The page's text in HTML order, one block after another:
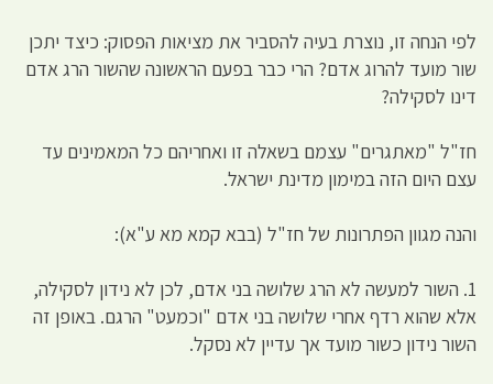
לפי הנחה זו, נוצרת בעיה להסביר את מציאות הפסוק: כיצד יתכן
שור מועד להרוג אדם? הרי כבר בפעם הראשונה שהשור הרג אדם
דינו לסקילה?
חז"ל "מאתגרים" עצמם בשאלה זו ואחריהם כל המאמינים עד
עצם היום הזה במימון מדינת ישראל.
והנה מגוון הפתרונות של חז"ל (בבא קמא מא ע"א):
1. השור למעשה לא הרג שלושה בני אדם, לכן לא נידון לסקילה,
אלא שהוא רדף אחרי שלושה בני אדם "וכמעט" הרגם. באופן זה
השור נידון כשור מועד אך עדיין לא נסקל.